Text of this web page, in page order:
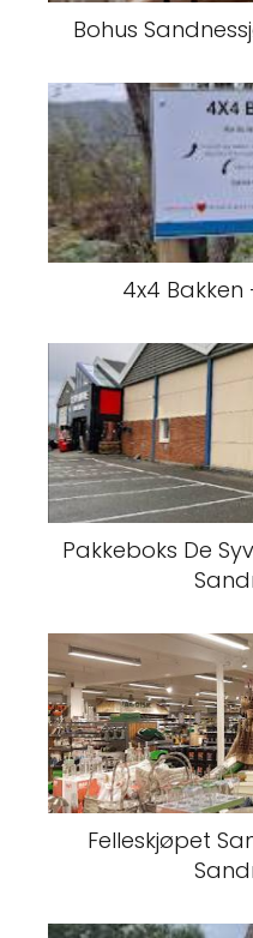
Bohus
4x4
Pakkeboks De
Felleskjøpet